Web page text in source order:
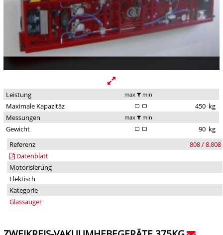
Leistung max min
Maximale Kapazitäz 450 kg
Messungen
max min
Gewicht 90 kg
Referenz
808 / 8.808
Datenblatt
Motorisierung
Elektisch
Kategorie
Glassauger